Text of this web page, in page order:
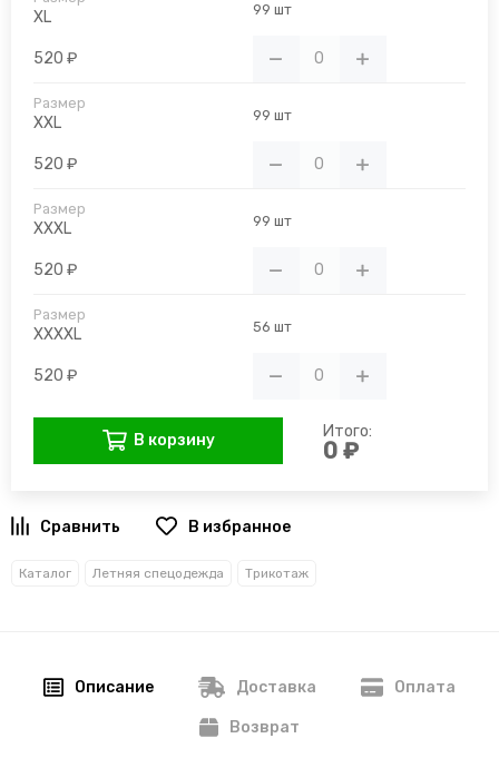
XL 99 шт
520 ₽
XXL 99 шт
520 ₽
XXXL 99 шт
520 ₽
XXXXL 56 шт
520 ₽
В корзину Итого:
0 ₽
В избранное
Каталог Летняя спецодежда Трикотаж
Описание Доставка Оплата
Возврат